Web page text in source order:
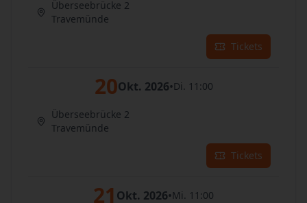
Überseebrücke 2
Travemünde
Tickets
20Okt. 2026•Di. 11:00
Überseebrücke 2
Travemünde
Tickets
21 Okt. 2026•Mi. 11:00